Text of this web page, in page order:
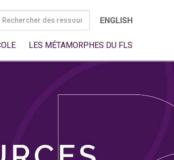
ENGLISH
LES MÉTAMORPHES DU FLS